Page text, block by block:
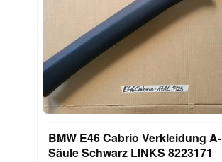
BMW E46 Cabrio Verkleidung A-
Säule Schwarz LINKS 8223171